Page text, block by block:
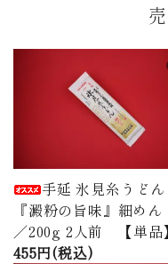
手延 氷見糸うどん
『澱粉の旨味』細めん
／200g 2人前 【単品】
455円(税込)